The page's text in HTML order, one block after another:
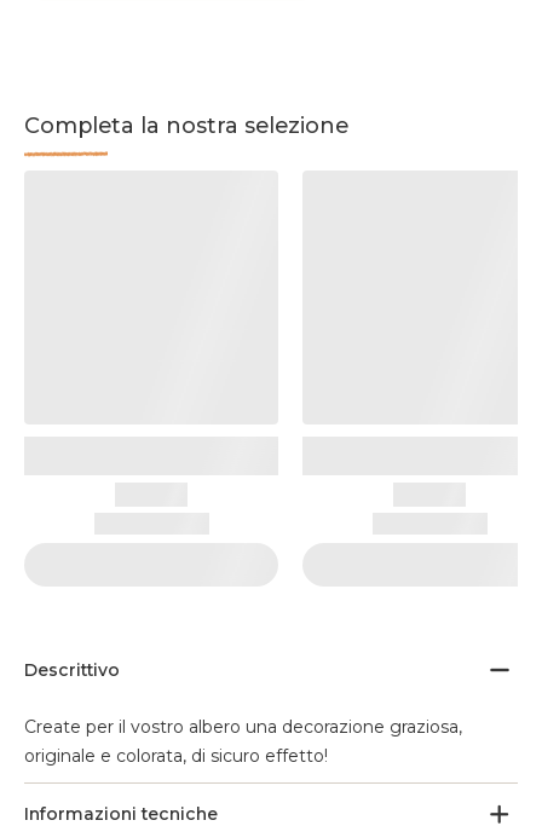
Completa la nostra selezione
Descrittivo
Create per il vostro albero una decorazione graziosa,
originale e colorata, di sicuro effetto!
Informazioni tecniche